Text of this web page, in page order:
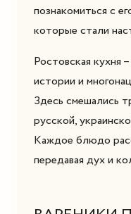
познакомиться с
которые стали
Ростовская кухня
истории и
Здесь смешались
русской,
Каждое блюдо
передавая дух и